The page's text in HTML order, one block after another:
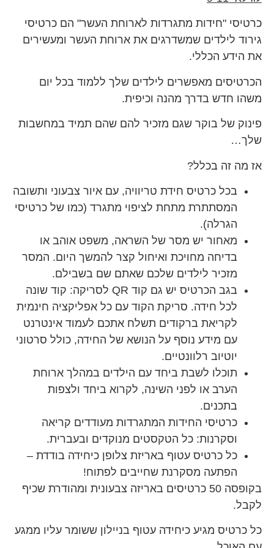
כרטיסי "חידות מתגרדות לארוחת העשר" הם כרטיסי
גירוד לילדים שמשדרגים את ארוחת העשר ומעשירים
את הידע הכללי.
הכרטיסים מאפשרים לילדים שלך ללמוד בכל יום
משהו חדש בדרך מהנה וכיפית.
פינוק של בוקר שגם מזכיר להם שהם תמיד במחשבות
שלך…
אז מה זה בכלל?
בכל כרטיס חידת טריוויה, עם איור צבעוני ותשובה
המסתתרת מתחת לציפוי מתגרד (כמו של כרטיסי
הגרלה).
מאחור יש מסר של השראה, משפט אוהב או
בדיחה מחויכת ואיחול קצר להמשך היום. המסר
מזכיר לילדים שלכם שאתם שם בשבילם.
בגב הכרטיס יש גם קוד QR לסריקה: קוד שונה
לכל חידה. סריקת הקוד עם כל אפליקציה חינמית
לקריאת ברקודים תשלח אתכם לעמוד אינטרנט
עם מידע נוסף על הנושא של החידה, כולל סרטוני
יוטיוב רלוונטיים.
תוכלו לשבת ביחד עם הילדים במהלך ארוחת
הערב או לפני השינה, לקרוא ביחד ולצפות
בתכנים.
כרטיסי החידות המתגרדות מעודדים קריאה
וסקרנות: כל הטקסטים מנוקדים ובעברית.
כל כרטיס עטוף באריזת צלופן כיחידה בודדת –
הפתעה מסקרנת שחייבים לפתוח!
בקופסה 50 כרטיסים באריזה צבעונית ומהודרת שכיף
לקבל.
כל כרטיס מגיע כיחידה עטוף בניילון ששומר עליו ממגע